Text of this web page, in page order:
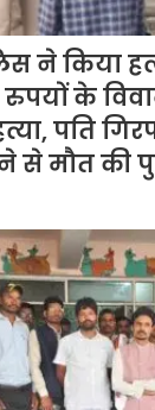
ने किया
के
पति
से मौत की